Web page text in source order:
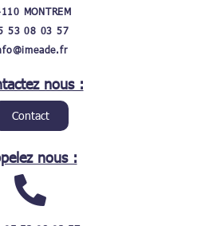
MONTREM
53 08 03 57
nous :
Contact
nous :